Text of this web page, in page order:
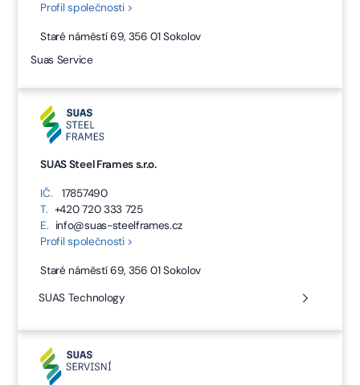
Profil společnosti >
Staré náměstí 69, 356 01 Sokolov
Suas Service
SUAS Steel Frames s.r.o.
IČ.
17857490
T. +420 720 333 725
E. info@suas-steelframes.cz
Profil společnosti >
Staré náměstí 69, 356 01 Sokolov
SUAS Technology